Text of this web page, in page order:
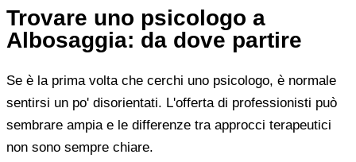
Trovare uno psicologo a
Albosaggia: da dove partire
Se è la prima volta che cerchi uno psicologo, è normale
sentirsi un po' disorientati. L'offerta di professionisti può
sembrare ampia e le differenze tra approcci terapeutici
non sono sempre chiare.